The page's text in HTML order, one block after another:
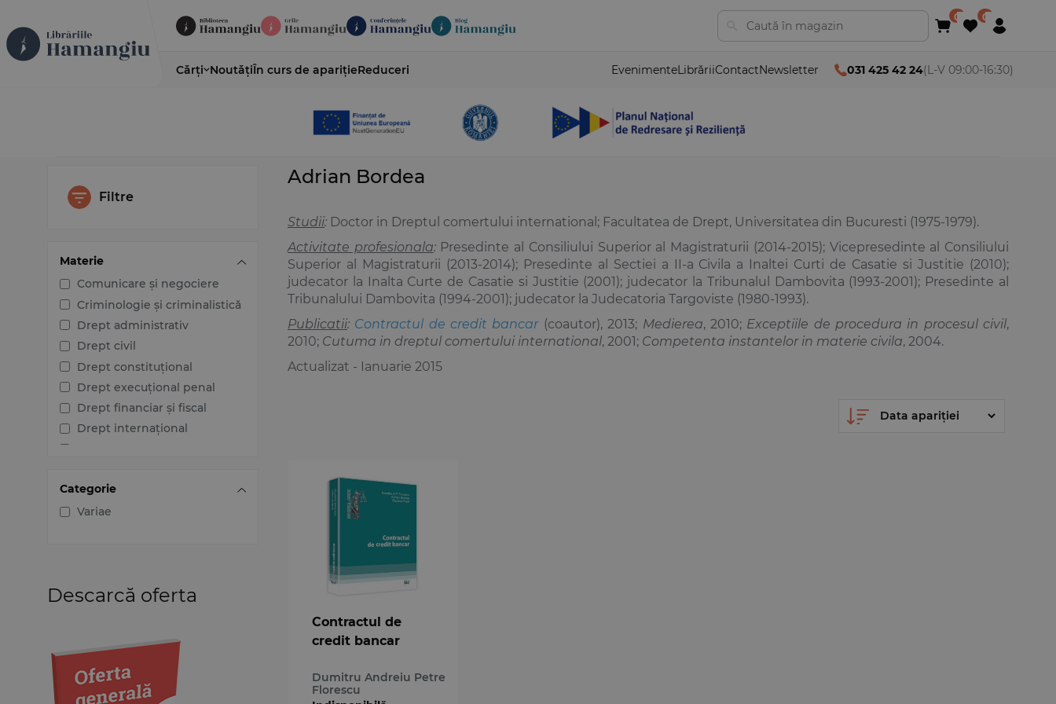
Cărți NoutățiÎn curs de aparițieReduceri EvenimenteLibrăriiContactNewsletter 031 425 42 24(L-V 09:00-16:30)
Filtre
Materie
Comunicare și negociere
Criminologie și criminalistică
Drept administrativ
Drept civil
Drept constituțional
Drept execuțional penal
Drept financiar și fiscal
Drept internațional
Drept procesual penal
Dreptul afacerilor
sociale
intelectuale
Dreptul Uniunii Europene
Jurisprudența instanțelor
Categorie
Variae
Descarcă oferta
Adrian Bordea
Studii: Doctor in Dreptul comertului international; Facultatea de Drept, Universitatea din Bucuresti (1975-1979).
Activitate profesionala: Presedinte al Consiliului Superior al Magistraturii (2014-2015); Vicepresedinte al Consiliului
Superior al Magistraturii (2013-2014); Presedinte al Sectiei a II-a Civila a Inaltei Curti de Casatie si Justitie (2010);
judecator la Inalta Curte de Casatie si Justitie (2001); judecator la Tribunalul Dambovita (1993-2001); Presedinte al
Tribunalului Dambovita (1994-2001); judecator la Judecatoria Targoviste (1980-1993).
Publicatii: Contractul de credit bancar(coautor), 2013; Medierea, 2010; Exceptiile de procedura in procesul civil,
2010; Cutuma in dreptul comertului international, 2001; Competenta instantelor in materie civila, 2004.
Actualizat - Ianuarie 2015
Contractul de
credit bancar
Dumitru Andreiu Petre
Florescu